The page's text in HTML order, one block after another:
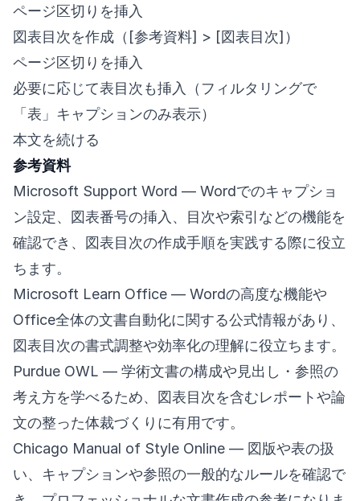
ページ区切りを挿入
図表目次を作成（[参考資料] > [図表目次]）
ページ区切りを挿入
必要に応じて表目次も挿入（フィルタリングで
「表」キャプションのみ表示）
本文を続ける
参考資料
Microsoft Support Word — Wordでのキャプショ
ン設定、図表番号の挿入、目次や索引などの機能を
確認でき、図表目次の作成手順を実践する際に役立
ちます。
Microsoft Learn Office — Wordの高度な機能や
Office全体の文書自動化に関する公式情報があり、
図表目次の書式調整や効率化の理解に役立ちます。
Purdue OWL — 学術文書の構成や見出し・参照の
考え方を学べるため、図表目次を含むレポートや論
文の整った体裁づくりに有用です。
Chicago Manual of Style Online — 図版や表の扱
い、キャプションや参照の一般的なルールを確認で